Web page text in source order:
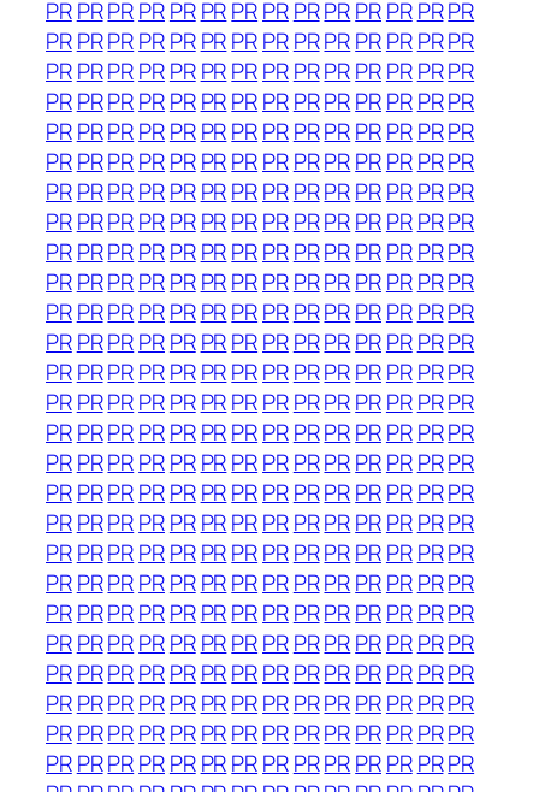
PRPRPRPRPR PRPRPRPRPRPRPR PRPR
PRPRPRPRPR PRPRPRPRPRPRPR PRPR
PRPRPRPRPR PRPRPRPRPRPRPR PRPR
PRPRPRPRPR PRPRPRPRPRPRPR PRPR
PRPRPRPRPR PRPRPRPRPRPRPR PRPR
PRPRPRPRPR PRPRPRPRPRPRPR PRPR
PRPRPRPRPR PRPRPRPRPRPRPR PRPR
PRPRPRPRPR PRPRPRPRPRPRPR PRPR
PRPRPRPRPR PRPRPRPRPRPRPR PRPR
PRPRPRPRPR PRPRPRPRPRPRPR PRPR
PRPRPRPRPR PRPRPRPRPRPRPR PRPR
PRPRPRPRPR PRPRPRPRPRPRPR PRPR
PRPRPRPRPR PRPRPRPRPRPRPR PRPR
PRPRPRPRPR PRPRPRPRPRPRPR PRPR
PRPRPRPRPR PRPRPRPRPRPRPR PRPR
PRPRPRPRPR PRPRPRPRPRPRPR PRPR
PRPRPRPRPR PRPRPRPRPRPRPR PRPR
PRPRPRPRPR PRPRPRPRPRPRPR PRPR
PRPRPRPRPR PRPRPRPRPRPRPR PRPR
PRPRPRPRPR PRPRPRPRPRPRPR PRPR
PRPRPRPRPR PRPRPRPRPRPRPR PRPR
PRPRPRPRPR PRPRPRPRPRPRPR PRPR
PRPRPRPRPR PRPRPRPRPRPRPR PRPR
PRPRPRPRPR PRPRPRPRPRPRPR PRPR
PRPRPRPRPR PRPRPRPRPRPRPR PRPR
PRPRPRPRPR PRPRPRPRPRPRPR PRPR